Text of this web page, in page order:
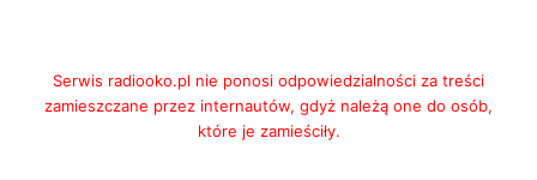
Serwis radiooko.pl nie ponosi odpowiedzialności za treści
zamieszczane przez internautów, gdyż należą one do osób,
które je zamieściły.